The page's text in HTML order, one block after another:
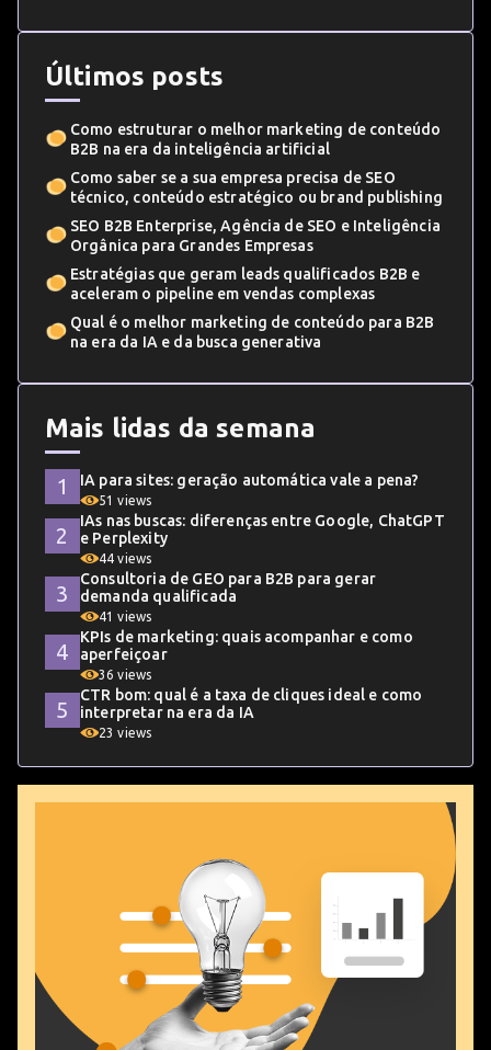
Últimos posts
Como estruturar o melhor marketing de conteúdo
B2B na era da inteligência artificial
Como saber se a sua empresa precisa de SEO
técnico, conteúdo estratégico ou brand publishing
SEO B2B Enterprise, Agência de SEO e Inteligência
Orgânica para Grandes Empresas
Estratégias que geram leads qualificados B2B e
aceleram o pipeline em vendas complexas
Qual é o melhor marketing de conteúdo para B2B
na era da IA e da busca generativa
Mais lidas da semana
IA para sites: geração automática vale a pena?
51 views
IAs nas buscas: diferenças entre Google, ChatGPT
e Perplexity
44 views
Consultoria de GEO para B2B para gerar
demanda qualificada
41 views
KPIs de marketing: quais acompanhar e como
aperfeiçoar
36 views
CTR bom: qual é a taxa de cliques ideal e como
interpretar na era da IA
23 views